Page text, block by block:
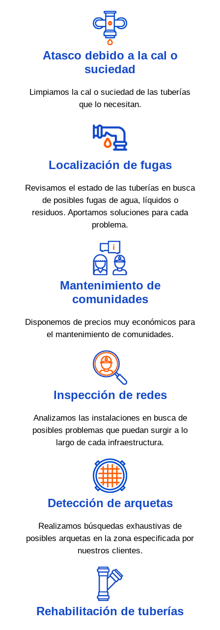
Atasco debido a la cal o
suciedad
Limpiamos la cal o suciedad de las tuberías
que lo necesitan.
Localización de fugas
Revisamos el estado de las tuberías en busca
de posibles fugas de agua, líquidos o
residuos. Aportamos soluciones para cada
problema.
Mantenimiento de
comunidades
Disponemos de precios muy económicos para
el mantenimiento de comunidades.
Inspección de redes
Analizamos las instalaciones en busca de
posibles problemas que puedan surgir a lo
largo de cada infraestructura.
Detección de arquetas
Realizamos búsquedas exhaustivas de
posibles arquetas en la zona especificada por
nuestros clientes.
Rehabilitación de tuberías